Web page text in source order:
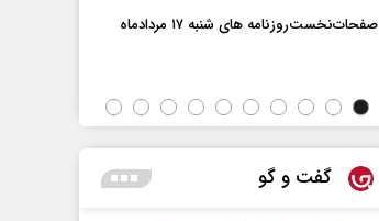
صفحات‌نخست‌روزنامه ها‌ی شنبه ۱۷ مردادماه
گفت و گو